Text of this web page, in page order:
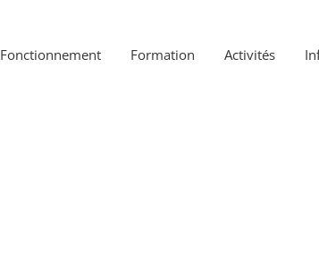
Fonctionnement Formation Activités